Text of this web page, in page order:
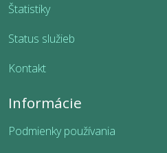
Štatistiky
Status služieb
Kontakt
Informácie
Podmienky používania